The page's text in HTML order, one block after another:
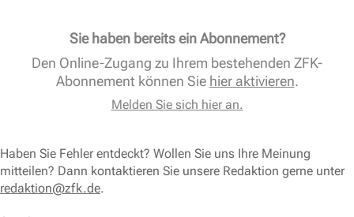
Sie haben bereits ein Abonnement?
Den Online-Zugang zu Ihrem bestehenden ZFK-
Abonnement können Sie hier aktivieren.
Melden Sie sich hier an.
Haben Sie Fehler entdeckt? Wollen Sie uns Ihre Meinung
mitteilen? Dann kontaktieren Sie unsere Redaktion gerne unter
redaktion@zfk.de.